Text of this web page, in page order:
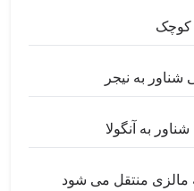
کوچک
به نیجر
به آنگولا
مالزی منتقل می شود